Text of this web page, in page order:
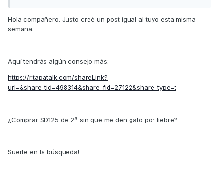
Hola compañero. Justo creé un post igual al tuyo esta misma
semana.
Aquí tendrás algún consejo más:
https://r.tapatalk.com/shareLink?
url=&share_tid=498314&share_fid=27122&share_type=t
¿Comprar SD125 de 2ª sin que me den gato por liebre?
Suerte en la búsqueda!